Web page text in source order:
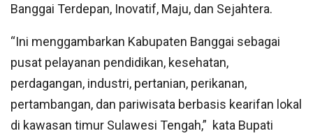
Banggai Terdepan, Inovatif, Maju, dan Sejahtera.
“Ini menggambarkan Kabupaten Banggai sebagai
pusat pelayanan pendidikan, kesehatan,
perdagangan, industri, pertanian, perikanan,
pertambangan, dan pariwisata berbasis kearifan lokal
di kawasan timur Sulawesi Tengah,” kata Bupati